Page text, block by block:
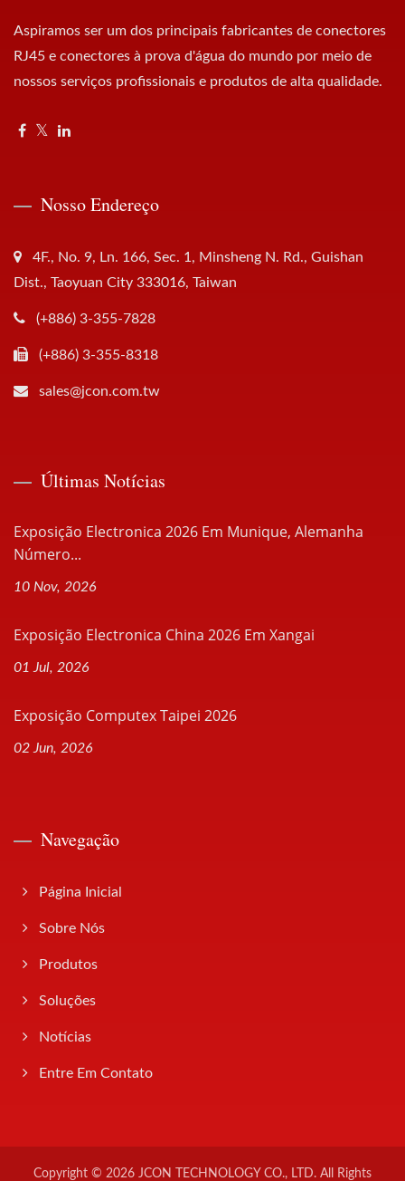
Aspiramos ser um dos principais fabricantes de conectores
RJ45 e conectores à prova d'água do mundo por meio de
nossos serviços profissionais e produtos de alta qualidade.
Nosso Endereço
4F., No. 9, Ln. 166, Sec. 1, Minsheng N. Rd., Guishan
Dist., Taoyuan City 333016, Taiwan
(+886) 3-355-7828
(+886) 3-355-8318
sales@jcon.com.tw
Últimas Notícias
Exposição Electronica 2026 Em Munique, Alemanha
Número...
10 Nov, 2026
Exposição Electronica China 2026 Em Xangai
01 Jul, 2026
Exposição Computex Taipei 2026
02 Jun, 2026
Navegação
Página Inicial
Sobre Nós
Produtos
Soluções
Notícias
Entre Em Contato
Copyright © 2026 JCON TECHNOLOGY CO., LTD. All Rights